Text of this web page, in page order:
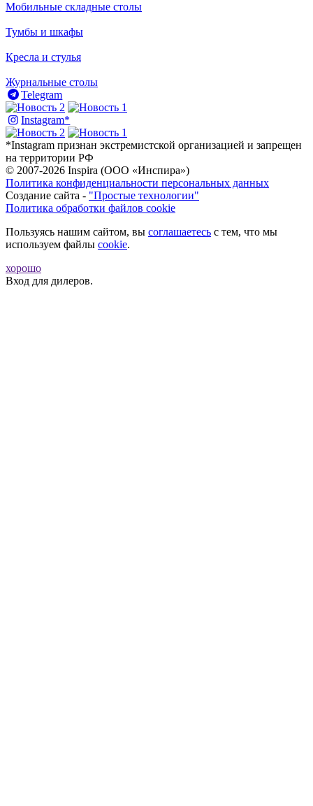
Мобильные складные столы
Тумбы и шкафы
Кресла и стулья
Журнальные столы
Telegram
Instagram*
*Instagram признан экстремистской организацией и запрещен
на территории РФ
© 2007-2026 Inspira (ООО «Инспира»)
Политика конфиденциальности персональных данных
Создание сайта - "Простые технологии"
Политика обработки файлов cookie
Пользуясь нашим сайтом, вы соглашаетесь с тем, что мы
используем файлы cookie.
хорошо
Вход для дилеров.